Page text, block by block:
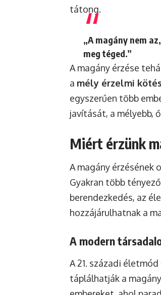
tátong.
„A magány nem
meg téged.”
A magány érzése
a mély érzelmi
egyszerűen több
javítását, a mélyebb,
Miért érzünk
A magány érzésének
Gyakran több
berendezkedés, az
hozzájárulhatnak a
A modern
A 21. századi
táplálhatják a